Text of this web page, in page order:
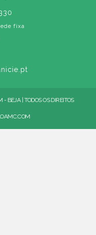
fixa
BEJA | TODOS OS DIREITOS